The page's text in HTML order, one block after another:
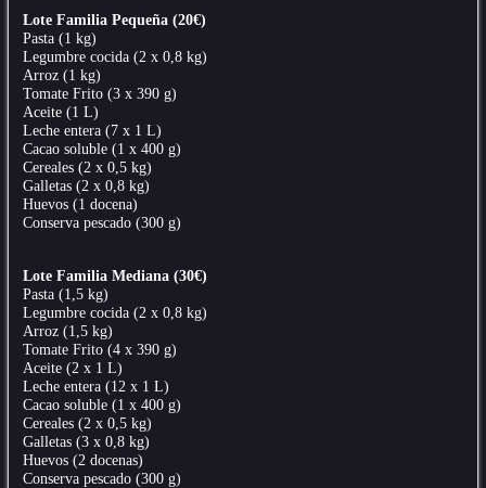
Lote Familia Pequeña (20€)
Pasta (1 kg)
Legumbre cocida (2 x 0,8 kg)
Arroz (1 kg)
Tomate Frito (3 x 390 g)
Aceite (1 L)
Leche entera (7 x 1 L)
Cacao soluble (1 x 400 g)
Cereales (2 x 0,5 kg)
Galletas (2 x 0,8 kg)
Huevos (1 docena)
Conserva pescado (300 g)
Lote Familia Mediana (30€)
Pasta (1,5 kg)
Legumbre cocida (2 x 0,8 kg)
Arroz (1,5 kg)
Tomate Frito (4 x 390 g)
Aceite (2 x 1 L)
Leche entera (12 x 1 L)
Cacao soluble (1 x 400 g)
Cereales (2 x 0,5 kg)
Galletas (3 x 0,8 kg)
Huevos (2 docenas)
Conserva pescado (300 g)